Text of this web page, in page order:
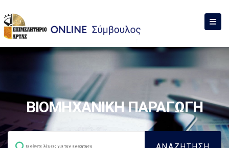
ΒΙΟΜΗΧΑΝΙΚΗ ΠΑΡΑΓΩΓΗ